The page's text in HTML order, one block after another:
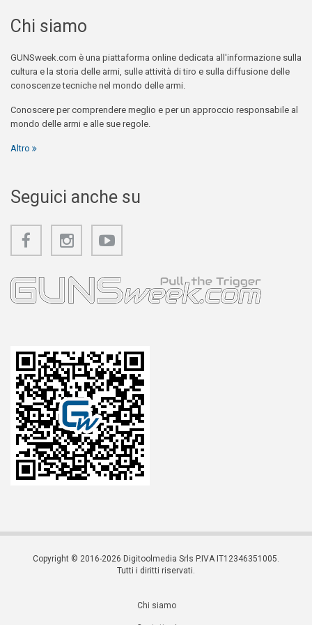
Chi siamo
GUNSweek.com è una piattaforma online dedicata all'informazione sulla
cultura e la storia delle armi, sulle attività di tiro e sulla diffusione delle
conoscenze tecniche nel mondo delle armi.
Conoscere per comprendere meglio e per un approccio responsabile al
mondo delle armi e alle sue regole.
Altro
Seguici anche su
Copyright © 2016-2026 Digitoolmedia Srls P.IVA IT12346351005.
Tutti i diritti riservati.
Chi siamo